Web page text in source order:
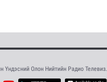
Үндэсний Олон Нийтийн Радио Телевиз.